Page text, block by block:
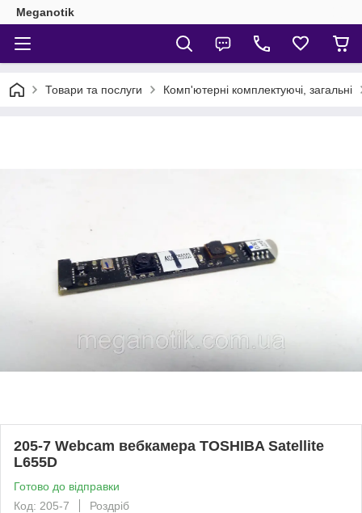
Meganotik
Товари та послуги Комп'ютерні комплектуючі, загальні
205-7 Webcam вебкамера TOSHIBA Satellite
L655D
Готово до відправки
Код: 205-7
Роздріб